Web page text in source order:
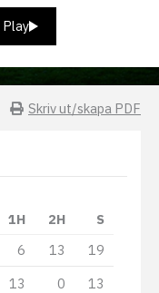
Play
Skriv ut/skapa PDF
1H 2H S
6 13 19
13 0 13